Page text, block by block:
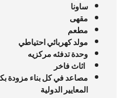
ساونا
مقهى
مطعم
مولد كهربائي احتياطي
وحدة تدفئه مركزيه
اثاث فاخر
مصاعد في كل بناء مزودة
المعايير الدولية